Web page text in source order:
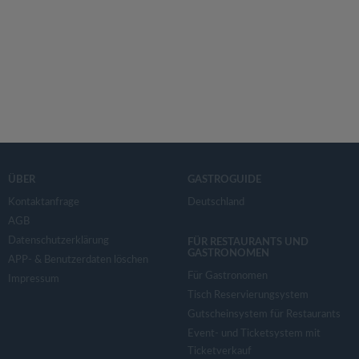
ÜBER
Kontaktanfrage
AGB
Datenschutzerklärung
APP- & Benutzerdaten löschen
Impressum
GASTROGUIDE
Deutschland
FÜR RESTAURANTS UND
GASTRONOMEN
Für Gastronomen
Tisch Reservierungsystem
Gutscheinsystem für Restaurants
Event- und Ticketsystem mit
Ticketverkauf